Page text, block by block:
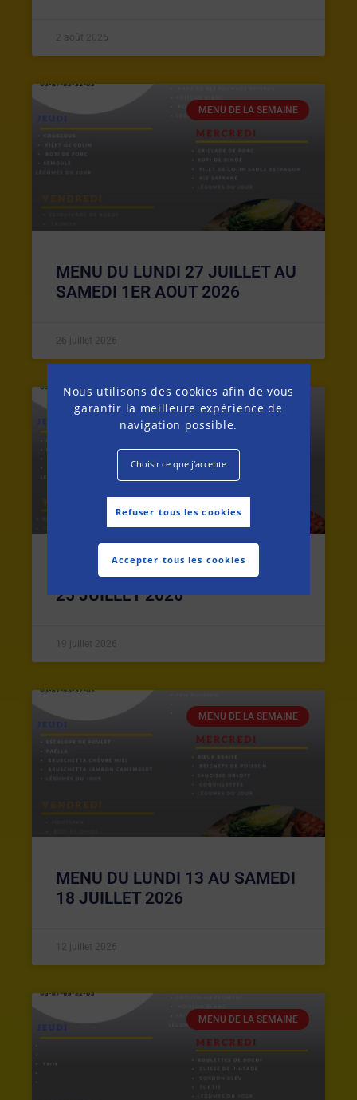
Nous utilisons des cookies afin de vous
garantir la meilleure expérience de
navigation possible.
Choisir ce que j'accepte
Refuser tous les cookies
Accepter tous les cookies
2 août 2026
MENU DE LA SEMAINE
MENU DU LUNDI 27 JUILLET AU
SAMEDI 1ER AOUT 2026
26 juillet 2026
MENU DE LA SEMAINE
MENU DU LUNDI 20 AU SAMEDI
25 JUILLET 2026
19 juillet 2026
MENU DE LA SEMAINE
MENU DU LUNDI 13 AU SAMEDI
18 JUILLET 2026
12 juillet 2026
MENU DE LA SEMAINE